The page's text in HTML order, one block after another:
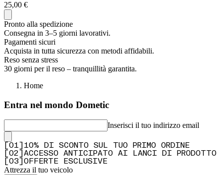
25,00 €
Pronto alla spedizione
Consegna in 3–5 giorni lavorativi.
Pagamenti sicuri
Acquista in tutta sicurezza con metodi affidabili.
Reso senza stress
30 giorni per il reso – tranquillità garantita.
Home
Entra nel mondo Dometic
Inserisci il tuo indirizzo email
01
10% DI SCONTO SUL TUO PRIMO ORDINE
02
ACCESSO ANTICIPATO AI LANCI DI PRODOTTO
03 OFFERTE ESCLUSIVE
Attrezza il tuo veicolo